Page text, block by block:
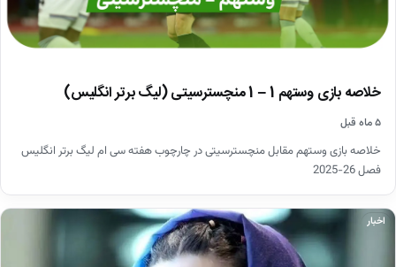
خلاصه بازی وستهم 1 – 1 منچسترسیتی (لیگ برتر انگلیس)
۵ ماه قبل
خلاصه بازی وستهم مقابل منچسترسیتی در چارچوب هفته سی ام لیگ برتر انگلیس
فصل 26-2025
اخبار